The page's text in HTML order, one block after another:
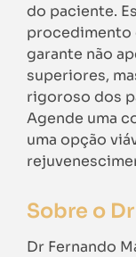
do paciente.
procedimento
garante não
superiores,
rigoroso dos
Agende uma
uma opção
Sobre o
Dr Fernando